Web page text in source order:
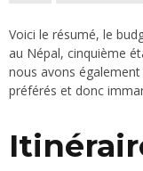
Voici le résumé, le
au Népal, cinquième
nous avons
préférés et donc